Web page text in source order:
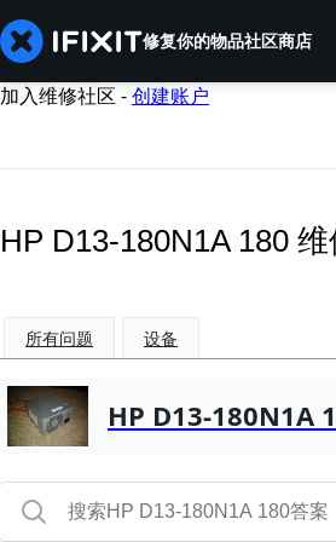
修复你的物品社区商店
加入维修社区 -创建账户
HP D13-180N1A 180
所有问题 设备
HP D13-180N1A